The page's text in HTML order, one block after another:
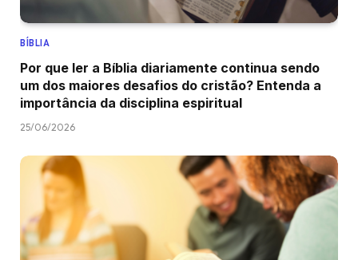
BÍBLIA
Por que ler a Bíblia diariamente continua sendo
um dos maiores desafios do cristão? Entenda a
importância da disciplina espiritual
25/06/2026